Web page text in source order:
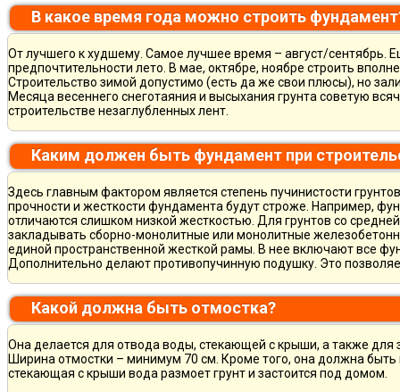
В какое время года можно строить
От лучшего к худшему. Самое лучшее время – август/сентябрь.
предпочтительности лето. В мае, октябре, ноябре строить
Строительство зимой допустимо (есть да же свои плюсы), но
Месяца весеннего снеготаяния и высыхания грунта советую
строительстве незаглубленных лент.
Каким должен быть фундамент при
Здесь главным фактором является степень пучинистости
прочности и жесткости фундамента будут строже. Например,
отличаются слишком низкой жесткостью. Для грунтов со
закладывать сборно-монолитные или монолитные
единой пространственной жесткой рамы. В нее включают все
Дополнительно делают противопучинную подушку. Это
Какой должна быть отмостка?
Она делается для отвода воды, стекающей с крыши, а также для
Ширина отмостки – минимум 70 см. Кроме того, она должна быть
стекающая с крыши вода размоет грунт и застоится под домом.